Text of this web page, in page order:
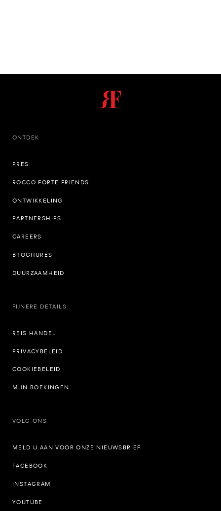
ONTDEK
PRES
ROCCO FORTE FRIENDS
ONTWIKKELING
PARTNERSHIPS
CAREERS
BROCHURES
DUURZAAMHEID
FIJNERE DETAILS
REIS HANDEL
PRIVACYBELEID
COOKIEBELEID
MIJN BOEKINGEN
VOLG ONS
MELD U AAN VOOR ONZE NIEUWSBRIEF
FACEBOOK
INSTAGRAM
YOUTUBE